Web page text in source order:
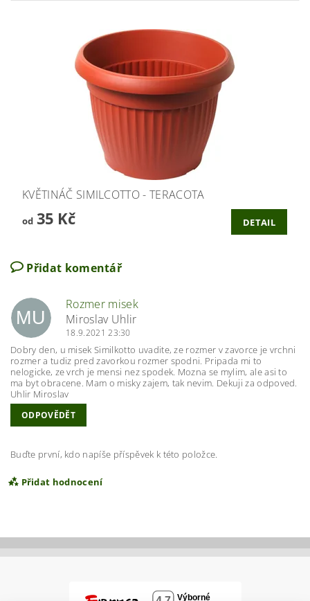
KVĚTINÁČ SIMILCOTTO - TERACOTA
od35 Kč DETAIL
Přidat komentář
MU
Rozmer misek
Miroslav Uhlir
18.9.2021 23:30
Dobry den, u misek Similkotto uvadite, ze rozmer v zavorce je vrchni
rozmer a tudiz pred zavorkou rozmer spodni. Pripada mi to
nelogicke, ze vrch je mensi nez spodek. Mozna se mylim, ale asi to
ma byt obracene. Mam o misky zajem, tak nevim. Dekuji za odpoved.
Uhlir Miroslav
ODPOVĚDĚT
Buďte první, kdo napíše příspěvek k této položce.
Přidat hodnocení